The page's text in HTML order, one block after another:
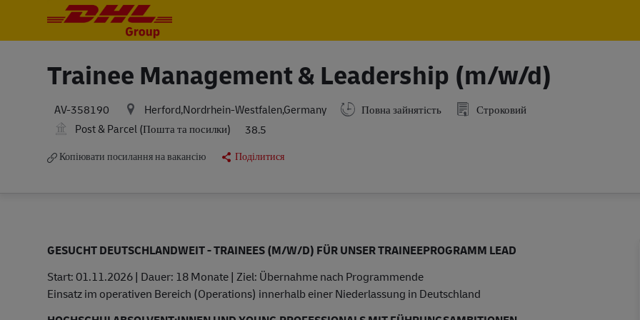
Trainee Management & Leadership (m/w/d)
AV-358190 Herford,Nordrhein-Westfalen,Germany Повна зайнятість
Строковий
Post & Parcel (Пошта та посилки)
38.5
Копіювати посилання на вакансію Поділитися
GESUCHT DEUTSCHLANDWEIT - TRAINEES (M/W/D) FÜR UNSER TRAINEEPROGRAMM LEAD
Start: 01.11.2026 | Dauer: 18 Monate | Ziel: Übernahme nach Programmende
Einsatz im operativen Bereich (Operations) innerhalb einer Niederlassung in Deutschland